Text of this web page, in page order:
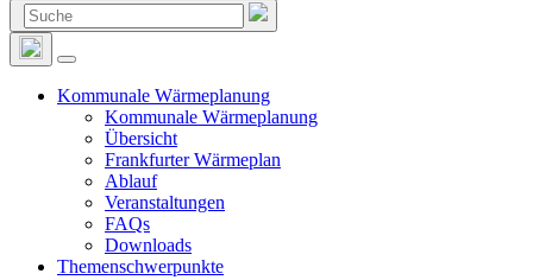
Suchen
nach:
Kommunale Wärmeplanung
Kommunale Wärmeplanung
Übersicht
Frankfurter Wärmeplan
Ablauf
Veranstaltungen
FAQs
Downloads
Themenschwerpunkte